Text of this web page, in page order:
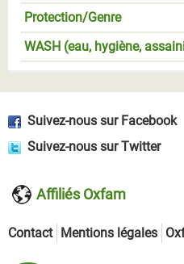
Protection/Genre
WASH (eau, hygiène,
Suivez-nous sur Facebook
Suivez-nous sur Twitter
Affiliés Oxfam
Contact Mentions légales